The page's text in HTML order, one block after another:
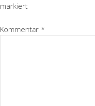
markiert
Kommentar *